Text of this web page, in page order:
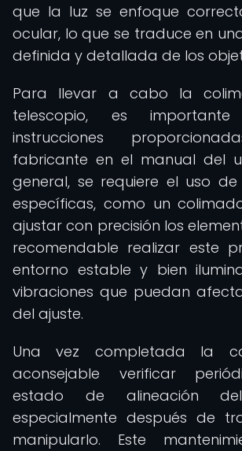
que la luz se enfoque
ocular, lo que se traduce en
definida y detallada de los
Para llevar a cabo la
telescopio, es
instrucciones
fabricante en el manual del
general, se requiere el uso de
específicas, como un
ajustar con precisión los
recomendable realizar este
entorno estable y bien
vibraciones que puedan
del ajuste.
Una vez completada la
aconsejable verificar
estado de alineación del
especialmente después de
manipularlo. Este